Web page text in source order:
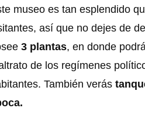
museo es tan esplendido
así que no dejes de
3 plantas, en donde
de los regímenes
También verás